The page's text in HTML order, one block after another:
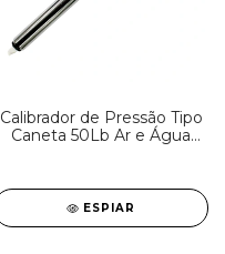
Calibrador de Pressão Tipo
Caneta 50Lb Ar e Água
ESPIAR